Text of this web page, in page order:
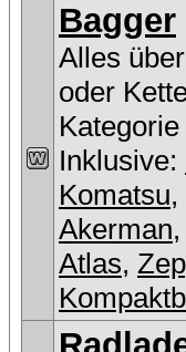
Bagger
Alles
oder
Kategorie
Inklusive:
Komatsu,
Akerman,
Atlas,